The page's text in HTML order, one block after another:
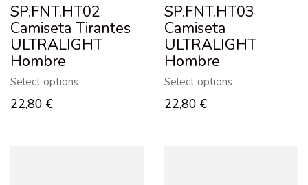
SP.FNT.HT02
Camiseta Tirantes
ULTRALIGHT
Hombre
Select options
22,80 €
SP.FNT.HT03
Camiseta
ULTRALIGHT
Hombre
Select options
22,80 €